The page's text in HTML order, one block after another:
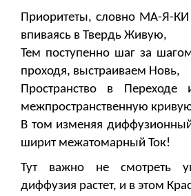
Приоритеты, словно МА-Я-
впиваясь в Твердь Живую,
Тем поступенно шаг за
проходя, выстраиваем Новь,
Пространство в Переходе
межпространственную
В том изменяя
ширит межатомарный Ток!
Тут важно не смотреть
диффузия растет, и в этом